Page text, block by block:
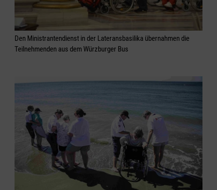
Den Ministrantendienst in der Lateransbasilika übernahmen die
Teilnehmenden aus dem Würzburger Bus